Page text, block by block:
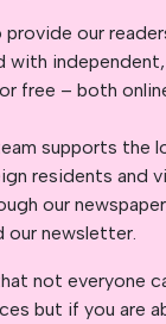
our
with
free – both
supports the
residents and
our
our newsletter.
not everyone
but if you are